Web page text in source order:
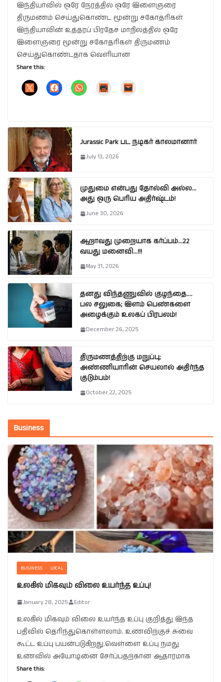
இந்தியாவில் ஒரே நேரத்தில் ஒரே இளைஞரை
திருமணம் செய்துகொண்ட மூன்று சகோதரிகள்
இந்தியாவின் உத்தரப் பிரதேச மாநிலத்தில் ஒரே
இளைஞரை மூன்று சகோதரிகள் திருமணம்
செய்துகொண்டதாக வெளியான
Share this:
Jurassic Park பட நடிகர் காலமானார்
July 13, 2026
முதுமை என்பது தோல்வி அல்ல…
அது ஒரு பெரிய அதிர்ஷ்டம்!
June 30, 2026
ஆறாவது முறையாக கர்ப்பம்…22
வயது மனைவி…!!!
May 31, 2026
தனது விந்தணுவில் குழந்தை….
பல சலுகை; இளம் பெண்களை
அழைக்கும் உலகப் பிரபலம்!
December 26, 2025
திருமணத்திற்கு மறுப்பு;
அண்ணியாரின் செயலால் அதிர்ந்த
குடும்பம்!
October 22, 2025
Business
BUSINESS LOCAL
உலகில் மிகவும் விலை உயர்ந்த உப்பு!
January 28, 2025 Editor
உலகில் மிகவும் விலை உயர்ந்த உப்பு குறித்து இந்த
பதிவில் தெரிந்துகொள்ளலாம். உணவிற்குச் சுவை
கூட்ட உப்பு பயன்படுகிறது.வெள்ளை உப்பு நமது
உணவில் அயோடினை சேர்ப்பதற்கான ஆதாரமாக
Share this: